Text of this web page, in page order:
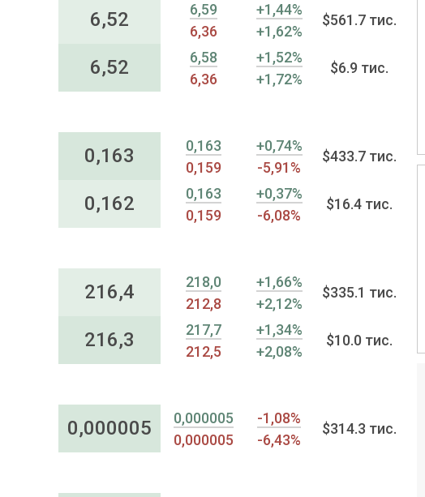
6,52
6,59
6,36
+1,44%
+1,62%
$561.7 тис.
6,52
6,58
6,36
+1,52%
+1,72%
$6.9 тис.
0,163
0,163
0,159
+0,74%
-5,91%
$433.7 тис.
0,162
0,163
0,159
+0,37%
-6,08%
$16.4 тис.
216,4
218,0
212,8
+1,66%
+2,12%
$335.1 тис.
216,3
217,7
212,5
+1,34%
+2,08%
$10.0 тис.
0,000005
0,000005
0,000005
-1,08%
-6,43%
$314.3 тис.